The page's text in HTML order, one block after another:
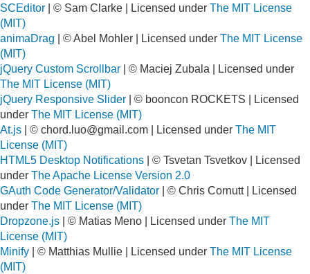
SCEditor | © Sam Clarke | Licensed under The MIT License
(MIT)
animaDrag | © Abel Mohler | Licensed under The MIT License
(MIT)
jQuery Custom Scrollbar | © Maciej Zubala | Licensed under
The MIT License (MIT)
jQuery Responsive Slider | © booncon ROCKETS | Licensed
under The MIT License (MIT)
At.js | © chord.luo@gmail.com | Licensed under The MIT
License (MIT)
HTML5 Desktop Notifications | © Tsvetan Tsvetkov | Licensed
under The Apache License Version 2.0
GAuth Code Generator/Validator | © Chris Cornutt | Licensed
under The MIT License (MIT)
Dropzone.js | © Matias Meno | Licensed under The MIT
License (MIT)
Minify | © Matthias Mullie | Licensed under The MIT License
(MIT)